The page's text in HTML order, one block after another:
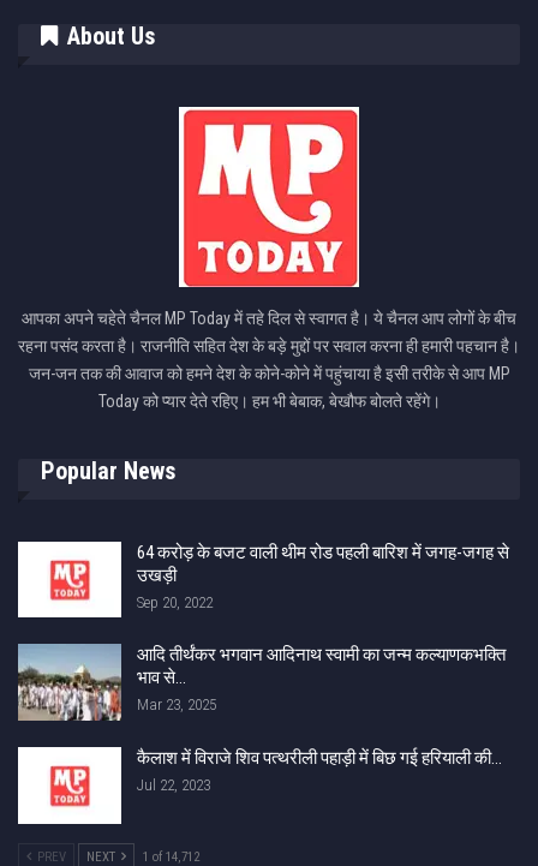
About Us
आपका अपने चहेते चैनल MP Today में तहे दिल से स्वागत है। ये चैनल आप लोगों के बीच
रहना पसंद करता है। राजनीति सहित देश के बड़े मुद्दों पर सवाल करना ही हमारी पहचान है।
जन-जन तक की आवाज को हमने देश के कोने-कोने में पहुंचाया है इसी तरीके से आप MP
Today को प्यार देते रहिए। हम भी बेबाक, बेखौफ बोलते रहेंगे।
Popular News
64 करोड़ के बजट वाली थीम रोड पहली बारिश में जगह-जगह से
उखड़ी
Sep 20, 2022
आदि तीर्थंकर भगवान आदिनाथ स्वामी का जन्म कल्याणकभक्ति
भाव से…
Mar 23, 2025
कैलाश में विराजे शिव पत्थरीली पहाड़ी में बिछ गई हरियाली की…
Jul 22, 2023
PREV NEXT 1 of 14,712